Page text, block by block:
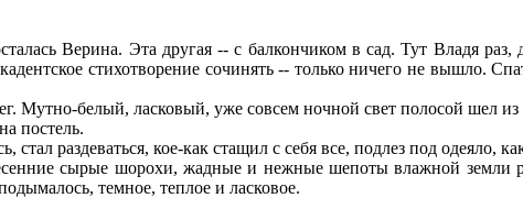
Верина. Эта другая -- с балкончиком в сад. Тут Владя
стихотворение сочинять -- только ничего не вышло.
Мутно-белый, ласковый, уже совсем ночной свет полосой шел
постель.
раздеваться, кое-как стащил с себя все, подлез под одеяло,
сырые шорохи, жадные и нежные шепоты влажной земли
темное, теплое и ласковое.